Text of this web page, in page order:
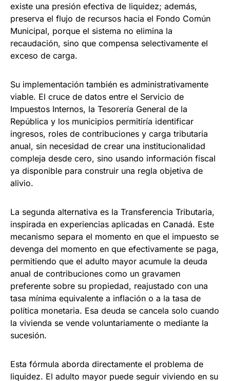
existe una presión efectiva de liquidez; además,
preserva el flujo de recursos hacia el Fondo Común
Municipal, porque el sistema no elimina la
recaudación, sino que compensa selectivamente el
exceso de carga.
Su implementación también es administrativamente
viable. El cruce de datos entre el Servicio de
Impuestos Internos, la Tesorería General de la
República y los municipios permitiría identificar
ingresos, roles de contribuciones y carga tributaria
anual, sin necesidad de crear una institucionalidad
compleja desde cero, sino usando información fiscal
ya disponible para construir una regla objetiva de
alivio.
La segunda alternativa es la Transferencia Tributaria,
inspirada en experiencias aplicadas en Canadá. Este
mecanismo separa el momento en que el impuesto se
devenga del momento en que efectivamente se paga,
permitiendo que el adulto mayor acumule la deuda
anual de contribuciones como un gravamen
preferente sobre su propiedad, reajustado con una
tasa mínima equivalente a inflación o a la tasa de
política monetaria. Esa deuda se cancela solo cuando
la vivienda se vende voluntariamente o mediante la
sucesión.
Esta fórmula aborda directamente el problema de
liquidez. El adulto mayor puede seguir viviendo en su